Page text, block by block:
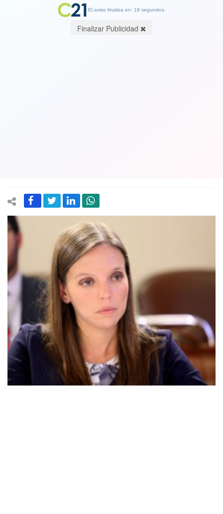
El aviso finaliza en: 18 segundos.
Finalizar Publicidad